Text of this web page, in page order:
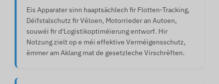
Eis Apparater sinn haaptsächlech fir Flotten-Tracking,
Déifstalschutz fir Vëloen, Motorrieder an Autoen,
souwéi fir d'Logistikoptiméierung entworf. Hir
Notzung zielt op e méi effektive Verméigensschutz,
ëmmer am Aklang mat de gesetzleche Virschrëften.